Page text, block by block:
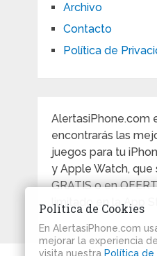
Archivo
Contacto
Política de
AlertasiPhone.com
encontrarás las
juegos para tu
y Apple Watch, que
GRATIS o en
limitado en la App
Política de Cookies
En AlertasiPhone.com
mejorar la experiencia
visita nuestra Política de